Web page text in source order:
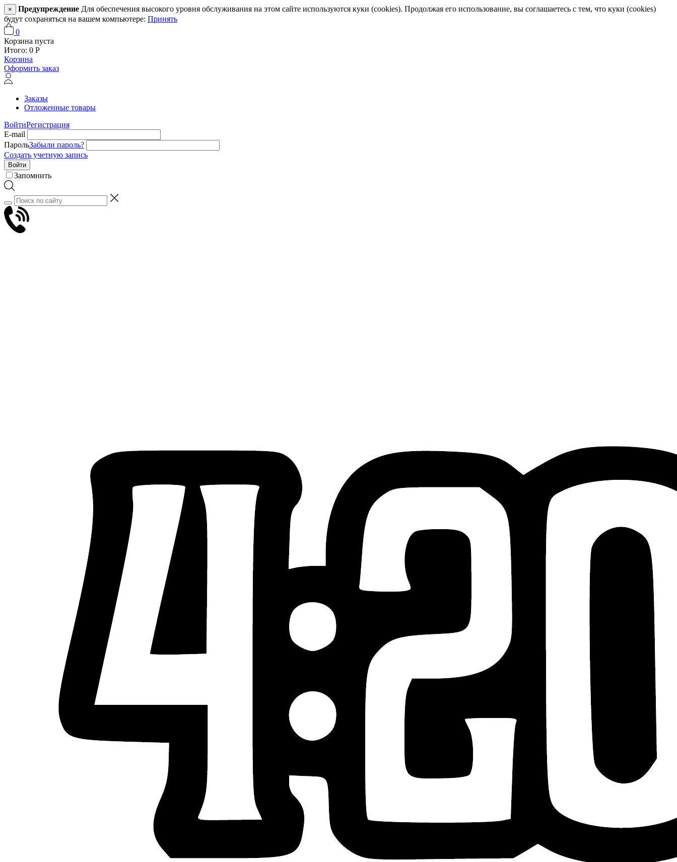
× Предупреждение Для обеспечения высокого уровня обслуживания на этом сайте используются куки (cookies). Продолжая его использование, вы соглашаетесь с тем, что куки (cookies)
будут сохраняться на вашем компьютере: Принять
0
Корзина пуста
Итого: 0 Р
Корзина
Оформить заказ
Заказы
Отложенные товары
ВойтиРегистрация
E-mail
ПарольЗабыли пароль?
Создать учетную запись
Войти
Запомнить